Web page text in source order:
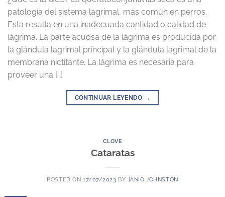
patología del sistema lagrimal, más común en perros.
Esta resulta en una inadecuada cantidad o calidad de
lágrima. La parte acuosa de la lágrima es producida por
la glándula lagrimal principal y la glándula lagrimal de la
membrana nictitante. La lágrima es necesaria para
proveer una […]
CONTINUAR LEYENDO →
CLOVE
Cataratas
POSTED ON 17/07/2023 BY JANIO JOHNSTON